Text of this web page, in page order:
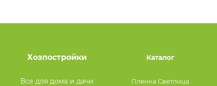
Хозпостройки
Все для дома и дачи
Каталог
Пленка Светлица